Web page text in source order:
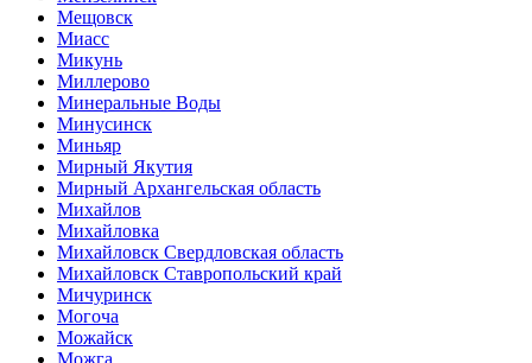
Мещовск
Миасс
Микунь
Миллерово
Минеральные Воды
Минусинск
Миньяр
Мирный Якутия
Мирный Архангельская область
Михайлов
Михайловка
Михайловск Свердловская область
Михайловск Ставропольский край
Мичуринск
Могоча
Можайск
Можга